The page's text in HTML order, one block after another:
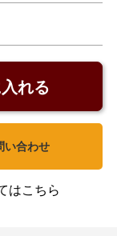
れる
い合わせ
はこちら